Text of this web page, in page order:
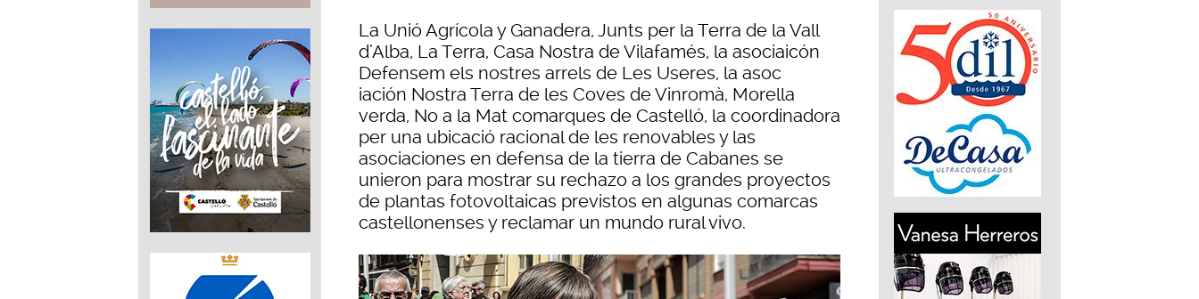
La Unió Agrícola y Ganadera, Junts per la Terra de la Vall
d’Alba, La Terra, Casa Nostra de Vilafamés, la asociaicón
Defensem els nostres arrels de Les Useres, la asoc
iación Nostra Terra de les Coves de Vinromà, Morella
verda, No a la Mat comarques de Castelló, la coordinadora
per una ubicació racional de les renovables y las
asociaciones en defensa de la tierra de Cabanes se
unieron para mostrar su rechazo a los grandes proyectos
de plantas fotovoltaicas previstos en algunas comarcas
castellonenses y reclamar un mundo rural vivo.